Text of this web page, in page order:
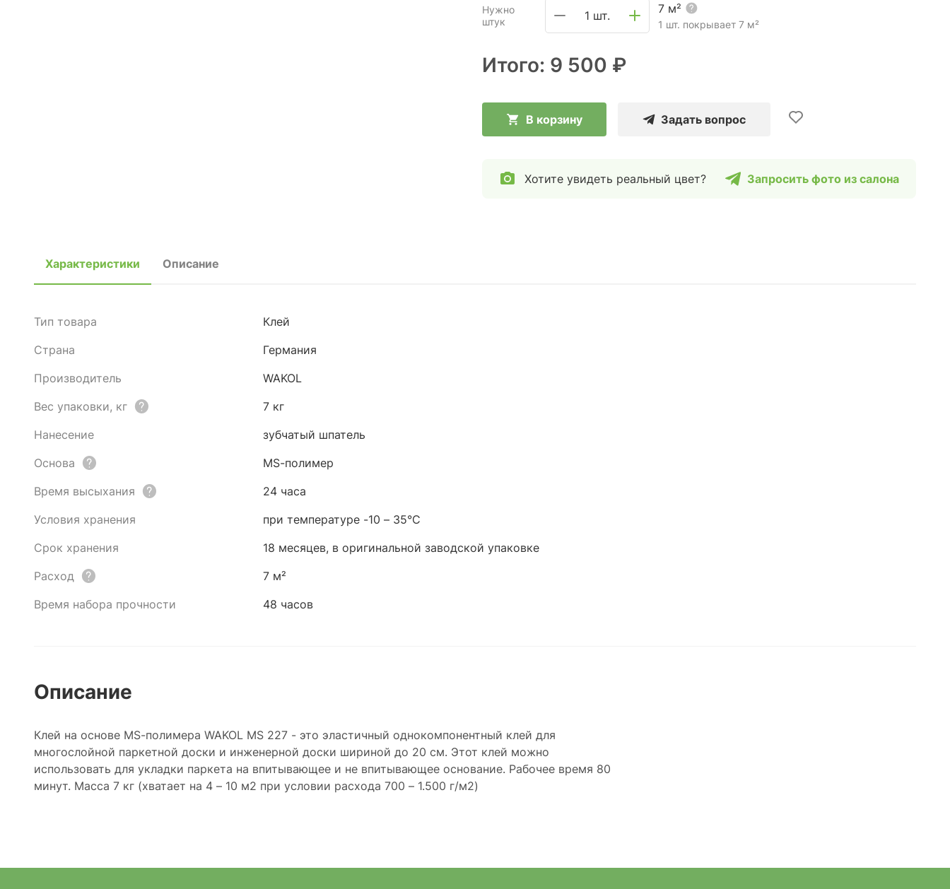
Нужно
штук
1 шт.
7 м²
1 шт. покрывает 7 м²
Итого: 9 500 ₽
В корзину Задать вопрос
Хотите увидеть реальный цвет? Запросить фото из салона
Характеристики Описание
Тип товара
Клей
Страна
Германия
Производитель
WAKOL
Вес упаковки, кг
7 кг
Нанесение
зубчатый шпатель
Основа
MS-полимер
Время высыхания
24 часа
Условия хранения
при температуре -10 – 35°С
Срок хранения
18 месяцев, в оригинальной заводской упаковке
Расход
7 м²
Время набора прочности
48 часов
Описание
Клей на основе MS-полимера WAKOL MS 227 - это эластичный однокомпонентный клей для
многослойной паркетной доски и инженерной доски шириной до 20 см. Этот клей можно
использовать для укладки паркета на впитывающее и не впитывающее основание. Рабочее время 80
минут. Масса 7 кг (хватает на 4 – 10 м2 при условии расхода 700 – 1.500 г/м2)